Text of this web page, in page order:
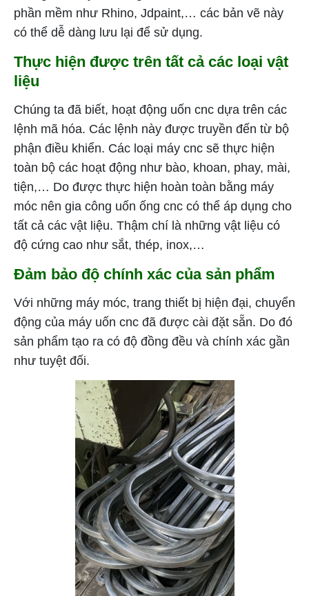
phần mềm như Rhino, Jdpaint,… các bản vẽ này
có thể dễ dàng lưu lại để sử dụng.
Thực hiện được trên tất cả các loại vật
liệu
Chúng ta đã biết, hoạt động uốn cnc dựa trên các
lệnh mã hóa. Các lệnh này được truyền đến từ bộ
phận điều khiển. Các loại máy cnc sẽ thực hiện
toàn bộ các hoạt động như bào, khoan, phay, mài,
tiện,… Do được thực hiện hoàn toàn bằng máy
móc nên gia công uốn ống cnc có thể áp dụng cho
tất cả các vật liệu. Thậm chí là những vật liệu có
độ cứng cao như sắt, thép, inox,…
Đảm bảo độ chính xác của sản phẩm
Với những máy móc, trang thiết bị hiện đại, chuyển
động của máy uốn cnc đã được cài đặt sẵn. Do đó
sản phẩm tạo ra có độ đồng đều và chính xác gần
như tuyệt đối.